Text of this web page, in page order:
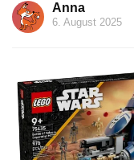
Anna
6. August 2025